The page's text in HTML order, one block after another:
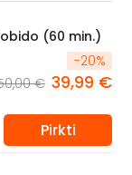
(60 min.)
-20%
€ 39,99 €
Pirkti